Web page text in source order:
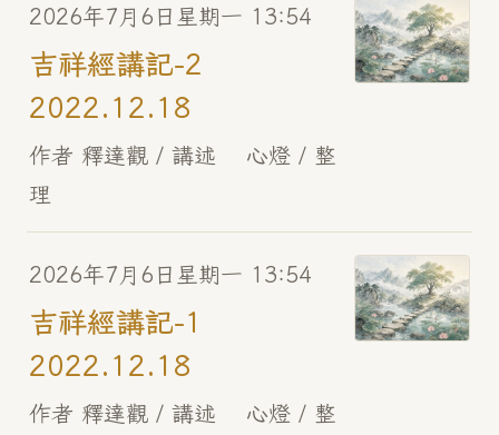
2026年7月6日星期一 13:54
吉祥經講記-2
2022.12.18
作者 釋達觀 / 講述 心燈 / 整
理
2026年7月6日星期一 13:54
吉祥經講記-1
2022.12.18
作者 釋達觀 / 講述 心燈 / 整